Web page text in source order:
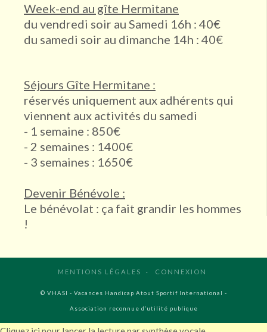
Week-end au gîte Hermitane
du vendredi soir au Samedi 16h : 40€
du samedi soir au dimanche 14h : 40€
Séjours Gîte Hermitane :
réservés uniquement aux adhérents qui
viennent aux activités du samedi
- 1 semaine : 850€
- 2 semaines : 1400€
- 3 semaines : 1650€
Devenir Bénévole :
Le bénévolat : ça fait grandir les hommes
!
Site d'envol pour débutant Saint Hilaire du Touvet
Type
Sport (13)
Art et culture (7)
MENTIONS LÉGALES CONNEXION
© VHASI - Vacances Handicap Atout Sportif International -
Association reconnue d’utilité publique